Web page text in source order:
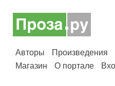
Авторы Произведения
Магазин
О портале